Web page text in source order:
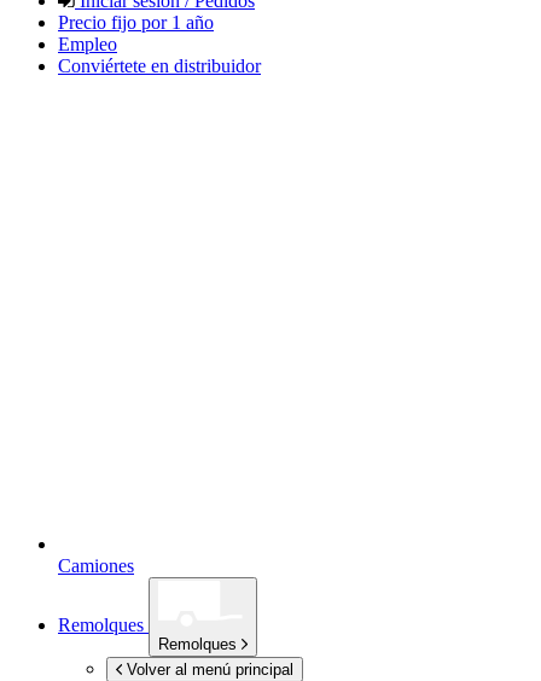
Precio fijo por 1 año
Empleo
Conviértete en distribuidor
Camiones
Remolques
Remolques
Volver al menú principal